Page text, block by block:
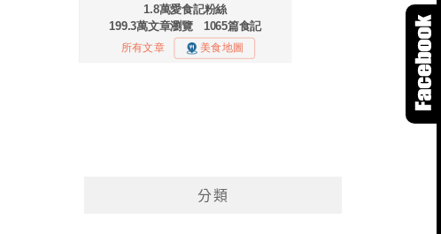
分類